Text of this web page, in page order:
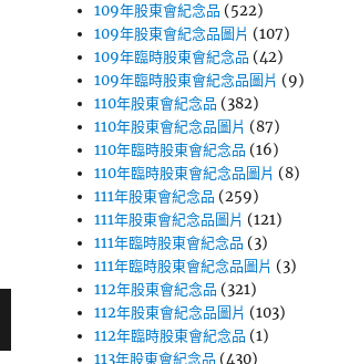
109年股東會紀念品 (522)
109年股東會紀念品圖片 (107)
109年臨時股東會紀念品 (42)
109年臨時股東會紀念品圖片 (9)
110年股東會紀念品 (382)
110年股東會紀念品圖片 (87)
110年臨時股東會紀念品 (16)
110年臨時股東會紀念品圖片 (8)
111年股東會紀念品 (259)
111年股東會紀念品圖片 (121)
111年臨時股東會紀念品 (3)
111年臨時股東會紀念品圖片 (3)
112年股東會紀念品 (321)
112年股東會紀念品圖片 (103)
112年臨時股東會紀念品 (1)
113年股東會紀念品 (430)